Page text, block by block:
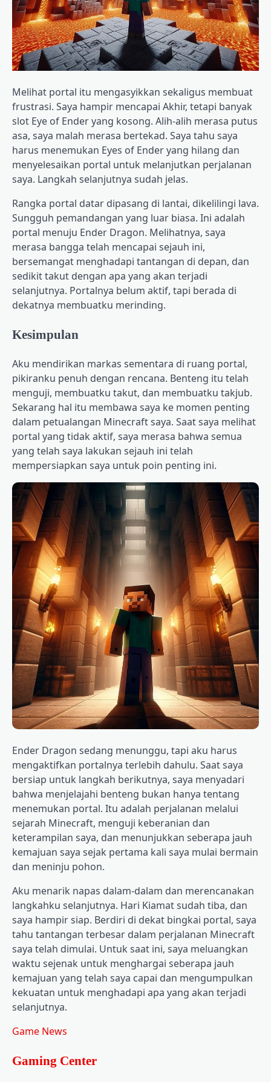
Melihat portal itu mengasyikkan sekaligus membuat
frustrasi. Saya hampir mencapai Akhir, tetapi banyak
slot Eye of Ender yang kosong. Alih-alih merasa putus
asa, saya malah merasa bertekad. Saya tahu saya
harus menemukan Eyes of Ender yang hilang dan
menyelesaikan portal untuk melanjutkan perjalanan
saya. Langkah selanjutnya sudah jelas.
Rangka portal datar dipasang di lantai, dikelilingi lava.
Sungguh pemandangan yang luar biasa. Ini adalah
portal menuju Ender Dragon. Melihatnya, saya
merasa bangga telah mencapai sejauh ini,
bersemangat menghadapi tantangan di depan, dan
sedikit takut dengan apa yang akan terjadi
selanjutnya. Portalnya belum aktif, tapi berada di
dekatnya membuatku merinding.
Kesimpulan
Aku mendirikan markas sementara di ruang portal,
pikiranku penuh dengan rencana. Benteng itu telah
menguji, membuatku takut, dan membuatku takjub.
Sekarang hal itu membawa saya ke momen penting
dalam petualangan Minecraft saya. Saat saya melihat
portal yang tidak aktif, saya merasa bahwa semua
yang telah saya lakukan sejauh ini telah
mempersiapkan saya untuk poin penting ini.
Ender Dragon sedang menunggu, tapi aku harus
mengaktifkan portalnya terlebih dahulu. Saat saya
bersiap untuk langkah berikutnya, saya menyadari
bahwa menjelajahi benteng bukan hanya tentang
menemukan portal. Itu adalah perjalanan melalui
sejarah Minecraft, menguji keberanian dan
keterampilan saya, dan menunjukkan seberapa jauh
kemajuan saya sejak pertama kali saya mulai bermain
dan meninju pohon.
Aku menarik napas dalam-dalam dan merencanakan
langkahku selanjutnya. Hari Kiamat sudah tiba, dan
saya hampir siap. Berdiri di dekat bingkai portal, saya
tahu tantangan terbesar dalam perjalanan Minecraft
saya telah dimulai. Untuk saat ini, saya meluangkan
waktu sejenak untuk menghargai seberapa jauh
kemajuan yang telah saya capai dan mengumpulkan
kekuatan untuk menghadapi apa yang akan terjadi
selanjutnya.
Game News
Gaming Center